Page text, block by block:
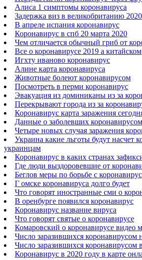
Алиса 1 симптомы коронавируса
Задержка виз в великобританию
В апреле испания коронавирус
Коронавирус в спб 20 марта 2020
Чем отличается обычный гриб от
Все о коронавирусе 2019 а китайском
Игхту иваново коронавирус
Алине карта коронавируса
Животные болеют коронавирусом
Посмотреть в перми коронавирус
Эвакуация из доминиканы из за
Перекрывают города из за
Коронавирус карта заражения
Данные о заболевших коронавирусом
Четыре новых случая заражения
Украина какие льготы будут насчет
украинцам
Коронавирус в каких странах
Где люди выздоровевшие от
Беглов меры по борьбе с
Г омске коронавируса долго будет
Что говорят иностранные сми о
В оренбурге появился коронавирус
Коронавирус название вируса
Что говорят святые о коронавирусе
Комаровский о коронавирусе видео
Число заразившихся коронавирусом
Число заразившихся коронавирусом
Коронавирус в 2020 году в карте